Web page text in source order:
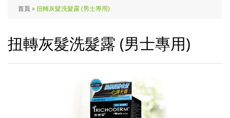
首頁»扭轉灰髮洗髮露 (男士專用)
扭轉灰髮洗髮露 (男士專用)